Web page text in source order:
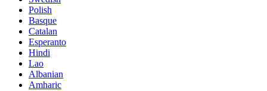
Polish
Basque
Catalan
Esperanto
Hindi
Lao
Albanian
Amharic